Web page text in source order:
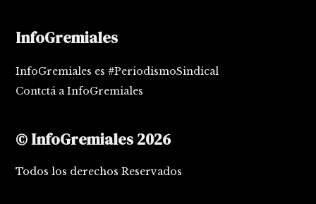
InfoGremiales
InfoGremiales es #PeriodismoSindical
Contctá a InfoGremiales
© InfoGremiales 2026
Todos los derechos Reservados